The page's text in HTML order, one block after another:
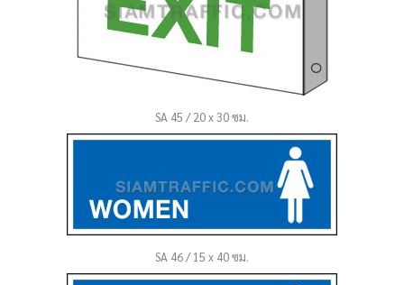
SA 45 / 20 x 30 ซม.
SA 46 / 15 x 40 ซม.